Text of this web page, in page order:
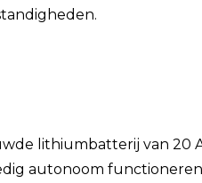
lithiumbatterij van 20
autonoom